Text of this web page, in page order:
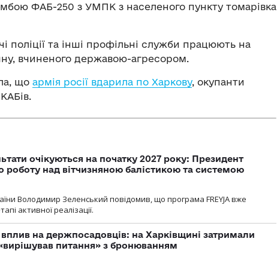
ФАБ-250 з УМПК з населеного пункту томарівка
поліції та інші профільні служби працюють на
вчиненого державою-агресором.
що армія росії вдарила по Харкову, окупанти
очікуються на початку 2027 року: Президент
роботу над вітчизняною балістикою та системою
Володимир Зеленський повідомив, що програма FREYJA вже
активної реалізації.
на держпосадовців: на Харківщині затримали
питання» з бронюванням